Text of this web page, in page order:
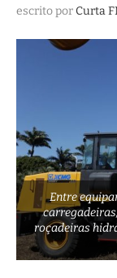
escrito porCurta
Entre
roçadeiras